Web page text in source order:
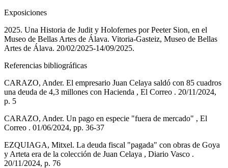
Exposiciones
2025. Una Historia de Judit y Holofernes por Peeter Sion, en el
Museo de Bellas Artes de Álava. Vitoria-Gasteiz, Museo de Bellas
Artes de Álava. 20/02/2025-14/09/2025.
Referencias bibliográficas
CARAZO, Ander. El empresario Juan Celaya saldó con 85 cuadros
una deuda de 4,3 millones con Hacienda , El Correo . 20/11/2024,
p. 5
CARAZO, Ander. Un pago en especie "fuera de mercado" , El
Correo . 01/06/2024, pp. 36-37
EZQUIAGA, Mitxel. La deuda fiscal "pagada" con obras de Goya
y Arteta era de la colección de Juan Celaya , Diario Vasco .
20/11/2024, p. 76